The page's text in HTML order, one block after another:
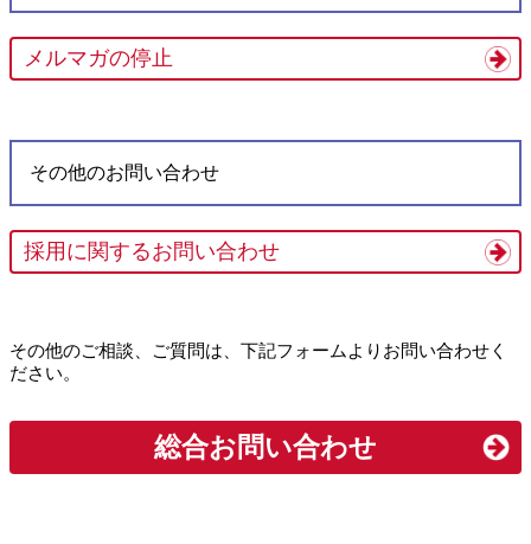
メルマガの停止
その他のお問い合わせ
採用に関するお問い合わせ
その他のご相談、ご質問は、下記フォームよりお問い合わせく
ださい。
総合お問い合わせ